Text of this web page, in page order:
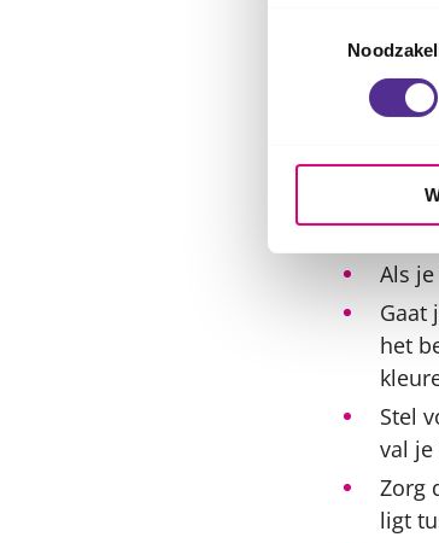
of
dan
Als
Gaat
het
Stel
val je
Zorg
ligt